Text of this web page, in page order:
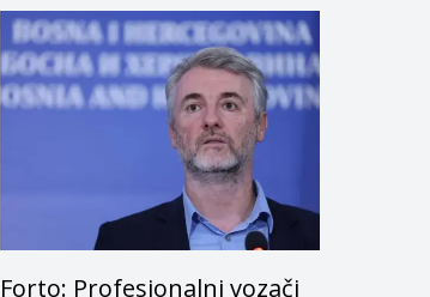
Forto: Profesionalni vozači